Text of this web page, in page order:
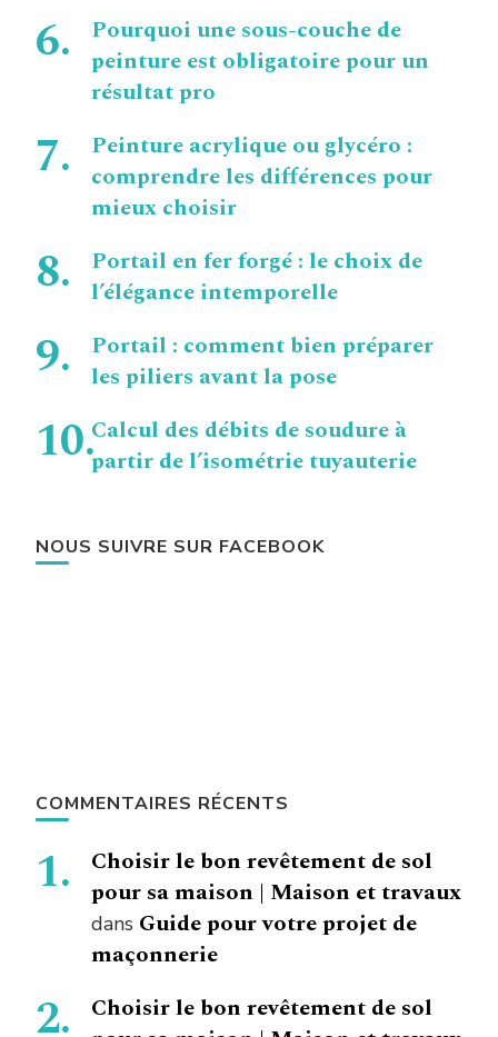
Pourquoi une sous-couche de
peinture est obligatoire pour un
résultat pro
Peinture acrylique ou glycéro :
comprendre les différences pour
mieux choisir
Portail en fer forgé : le choix de
l’élégance intemporelle
Portail : comment bien préparer
les piliers avant la pose
Calcul des débits de soudure à
partir de l’isométrie tuyauterie
NOUS SUIVRE SUR FACEBOOK
COMMENTAIRES RÉCENTS
Choisir le bon revêtement de sol
pour sa maison | Maison et travaux
dans Guide pour votre projet de
maçonnerie
Choisir le bon revêtement de sol